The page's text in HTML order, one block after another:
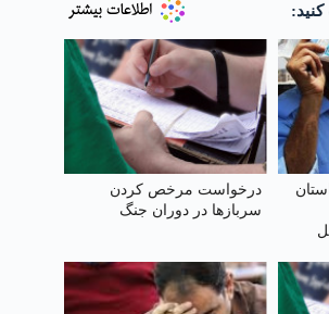
درخواست مرخص کردن
سربازها در دوران جنگ